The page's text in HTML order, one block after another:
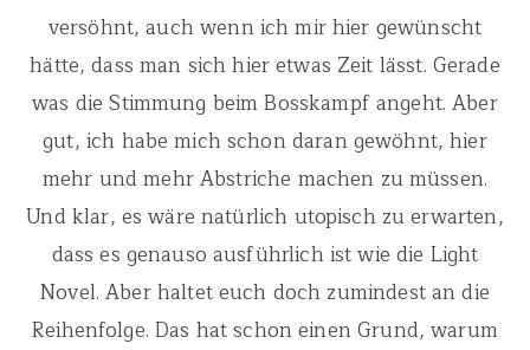
versöhnt, auch wenn ich mir hier gewünscht
hätte, dass man sich hier etwas Zeit lässt. Gerade
was die Stimmung beim Bosskampf angeht. Aber
gut, ich habe mich schon daran gewöhnt, hier
mehr und mehr Abstriche machen zu müssen.
Und klar, es wäre natürlich utopisch zu erwarten,
dass es genauso ausführlich ist wie die Light
Novel. Aber haltet euch doch zumindest an die
Reihenfolge. Das hat schon einen Grund, warum